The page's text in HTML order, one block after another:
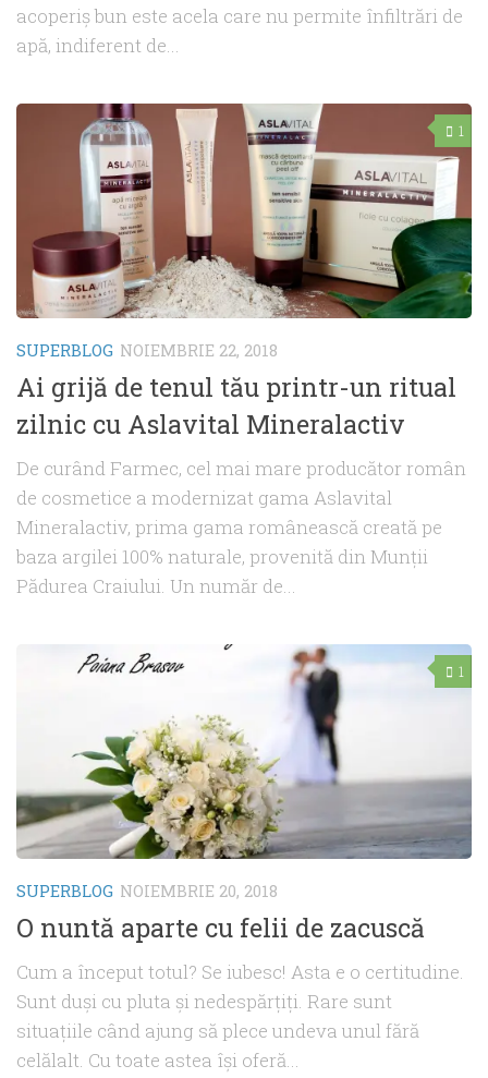
acoperiş bun este acela care nu permite înfiltrări de
apă, indiferent de...
1
SUPERBLOG NOIEMBRIE 22, 2018
Ai grijă de tenul tău printr-un ritual
zilnic cu Aslavital Mineralactiv
De curând Farmec, cel mai mare producător român
de cosmetice a modernizat gama Aslavital
Mineralactiv, prima gama românească creată pe
baza argilei 100% naturale, provenită din Munții
Pădurea Craiului. Un număr de...
1
SUPERBLOG NOIEMBRIE 20, 2018
O nuntă aparte cu felii de zacuscă
Cum a început totul? Se iubesc! Asta e o certitudine.
Sunt duşi cu pluta şi nedespărţiţi. Rare sunt
situaţiile când ajung să plece undeva unul fără
celălalt. Cu toate astea îşi oferă...